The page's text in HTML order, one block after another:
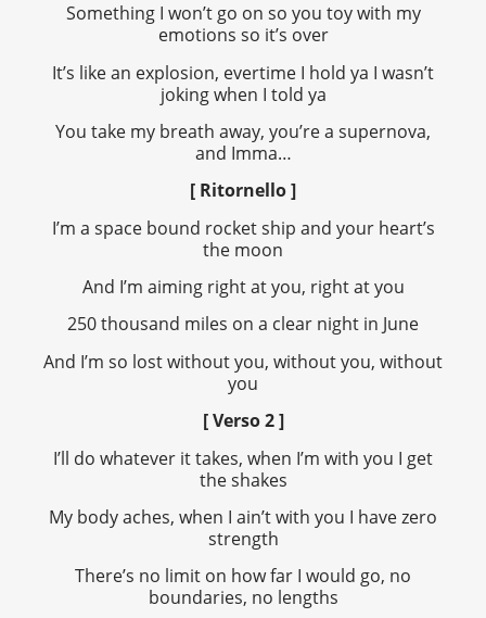
Something I won’t go on so you toy with my
emotions so it’s over
It’s like an explosion, evertime I hold ya I wasn’t
joking when I told ya
You take my breath away, you’re a supernova,
and Imma…
[ Ritornello ]
I’m a space bound rocket ship and your heart’s
the moon
And I’m aiming right at you, right at you
250 thousand miles on a clear night in June
And I’m so lost without you, without you, without
you
[ Verso 2 ]
I’ll do whatever it takes, when I’m with you I get
the shakes
My body aches, when I ain’t with you I have zero
strength
There’s no limit on how far I would go, no
boundaries, no lengths